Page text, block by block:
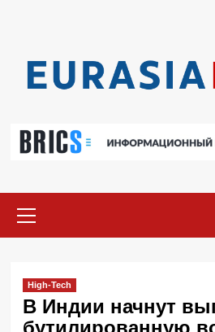
меню
High-Tech
В Индии начнут
бутилированную